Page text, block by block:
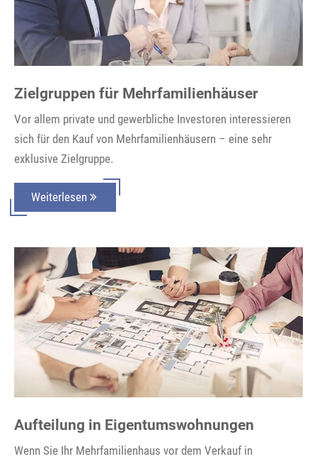
Zielgruppen für Mehrfamilienhäuser
Vor allem private und gewerbliche Investoren interessieren
sich für den Kauf von Mehrfamilienhäusern – eine sehr
exklusive Zielgruppe.
Weiterlesen
Aufteilung in Eigentumswohnungen
Wenn Sie Ihr Mehrfamilienhaus vor dem Verkauf in